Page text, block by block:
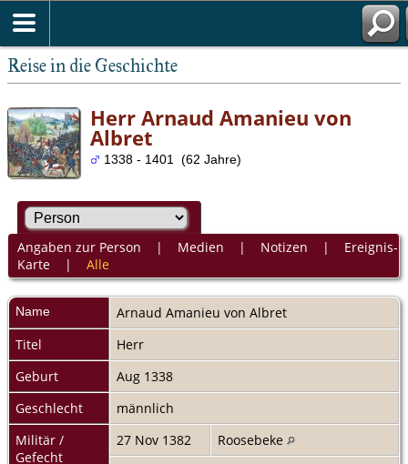
Reise in die Geschichte
Herr Arnaud Amanieu von
Albret
1338 - 1401 (62 Jahre)
Angaben zur Person | Medien | Notizen | Ereignis-
Karte| Alle
Name Arnaud Amanieu von Albret
Titel
Herr
Geburt
Aug 1338
Geschlecht
männlich
Militär /
Gefecht
27 Nov 1382
Roosebeke